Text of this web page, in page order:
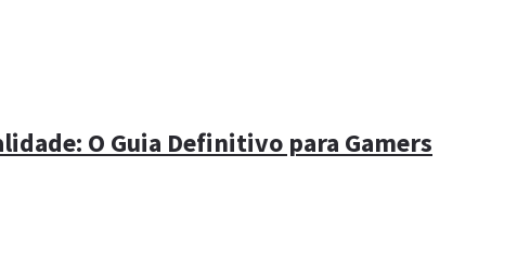
O Guia Definitivo para Gamers